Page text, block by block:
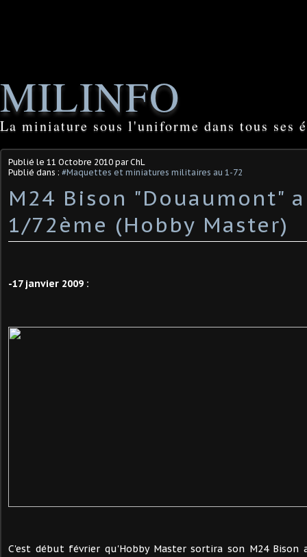
MILINFO
La miniature sous l'uniforme dans tous ses
Publié le 11 Octobre 2010 par ChL
Publié dans : #Maquettes et miniatures militaires au 1-72
M24 Bison "Douaumont"
1/72ème (Hobby Master)
-17 janvier 2009 :
C'est début février qu'Hobby Master sortira son M24 Bison